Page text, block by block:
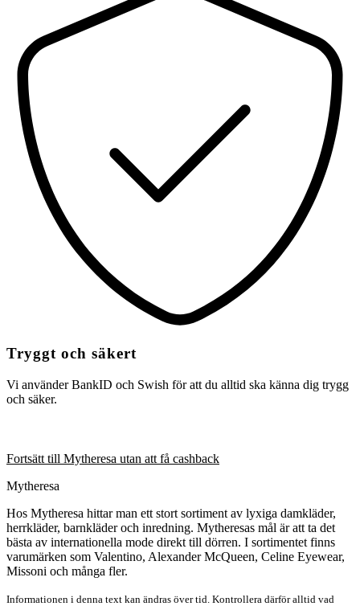
Tryggt och säkert
Vi använder BankID och Swish för att du alltid ska känna dig trygg
och säker.
Fortsätt till Mytheresa utan att få cashback
Mytheresa
Hos Mytheresa hittar man ett stort sortiment av lyxiga damkläder,
herrkläder, barnkläder och inredning. Mytheresas mål är att ta det
bästa av internationella mode direkt till dörren. I sortimentet finns
varumärken som Valentino, Alexander McQueen, Celine Eyewear,
Missoni och många fler.
Informationen i denna text kan ändras över tid. Kontrollera därför alltid vad